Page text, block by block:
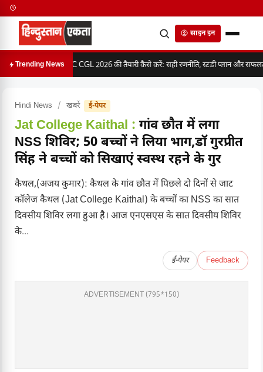
साइन इन
Trending NewsSSC CGL 2026 की तैयारी कैसे करें: सही रणनीति, स्टडी प्लान और
Hindi News / खबरें ई-पेपर
Jat College Kaithal : गांव छौत में लगा
NSS शिविर; 50 बच्चों ने लिया भाग,डॉ गुरप्रीत
सिंह ने बच्चों को सिखाएं स्वस्थ रहने के गुर
कैथल,(अजय कुमार): कैथल के गांव छौत में पिछले दो दिनों से जाट
कॉलेज कैथल (Jat College Kaithal) के बच्चों का NSS का सात
दिवसीय शिविर लगा हुआ है। आज एनएसएस के सात दिवसीय शिविर
के...
ई-पेपर Feedback
ADVERTISEMENT (795*150)